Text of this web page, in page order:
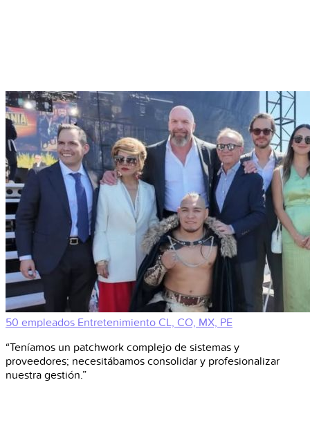
50 empleados Entretenimiento CL, CO, MX, PE
“Teníamos un patchwork complejo de sistemas y
proveedores; necesitábamos consolidar y profesionalizar
nuestra gestión.”